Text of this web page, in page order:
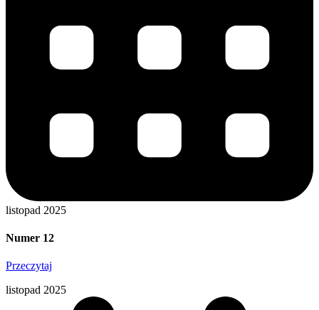
listopad 2025
Numer 12
Przeczytaj
listopad 2025